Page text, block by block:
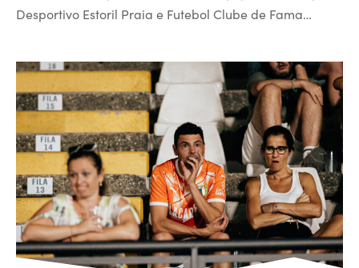
Desportivo Estoril Praia e Futebol Clube de Fama…